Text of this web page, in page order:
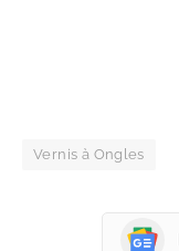
Vernis à Ongles